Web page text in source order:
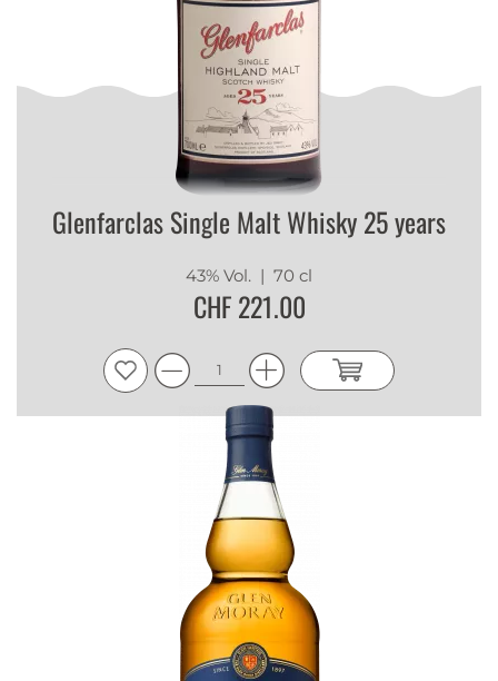
Glenfarclas Single Malt Whisky 25 years
43% Vol. | 70 cl
CHF 221.00